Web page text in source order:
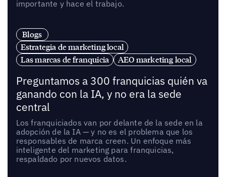
importante y hace el trabajo.
Blogs
Estrategia de marketing local
Las marcas de franquicia
AEO marketing local
Preguntamos a 300 franquicias quién va
ganando con la IA, y no era la sede
central
Los franquiciados van por delante de la sede en la
adopción de la IA — y no es el problema que los
responsables de marca creen. Un enfoque más
inteligente del marketing para franquicias,
respaldado por nuevos datos.